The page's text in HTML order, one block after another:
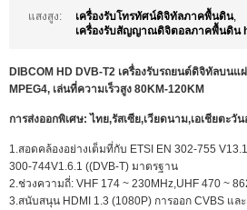
แสงสูง: เครื่องรับโทรทัศน์ดิจิทัลภาคพื้นดิน,
เครื่องรับสัญญาณดิจิตอลภาคพื้นดิน
DIBCOM HD DVB-T2 เครื่องรับรถยนต์ดิจิทัลบนแ
MPEG4, เล่นที่ความเร็วสูง 80KM-120KM
การส่งออกพิเศษ: ไทย,รัสเซีย,เวียดนาม,เอเชียตะวัน
1.สอดคล้องอย่างเต็มที่กับ ETSI EN 302-755
300-744V1.6.1 ((DVB-T) มาตรฐาน
2.ช่วงความถี่: VHF 174 ~ 230MHz,UHF 470 ~
3.สนับสนุน HDMI 1.3 (1080P) การออก CVBS และ